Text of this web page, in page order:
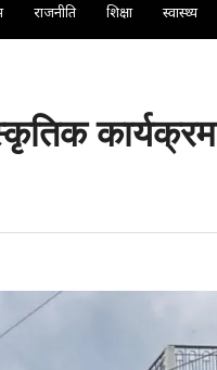
राजनीति शिक्षा स्वास्थ्य
कार्यक्रम